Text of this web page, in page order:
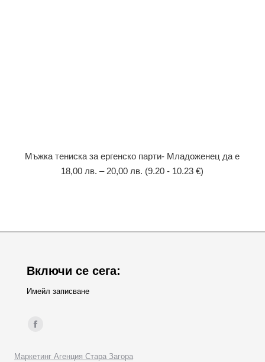
Мъжка тениска за ергенско парти- Младоженец да е
18,00 лв. – 20,00 лв. (9.20 - 10.23 €)
Включи се сега:
Имейл записване
Find us on:
Facebook
Маркетинг Агенция Стара Загора